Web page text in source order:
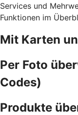
Services und
Funktionen im
Mit Karten
Per Foto
Codes)
Produkte